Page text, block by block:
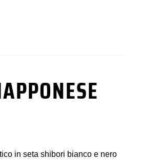
in seta shibori bianco e nero